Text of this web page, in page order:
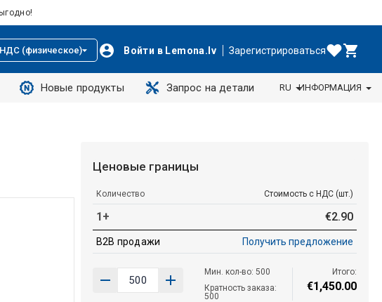
(физическое) Войти в Lemona.lv Зарегистрироваться
Новые продукты Запрос на детали RU ИНФОРМАЦИЯ
Ценовые границы
Количество Стоимость с НДС (шт.)
1+ €2.90
B2B продажи Получить предложение
Мин. кол-во: 500
Кратность заказа:
500
Итого:
€1,450.00